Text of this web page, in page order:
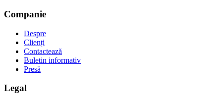
Companie
Despre
Clienți
Contactează
Buletin informativ
Presă
Legal